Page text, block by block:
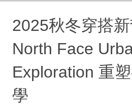
2025秋冬穿搭
North Face
Exploration 重
學